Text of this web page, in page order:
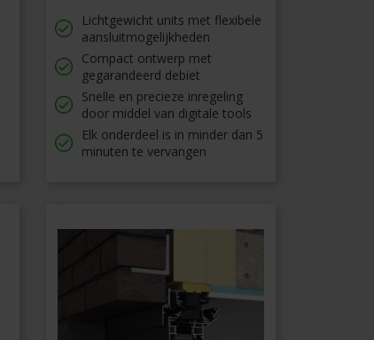
Lichtgewicht units met flexibele
aansluitmogelijkheden
Compact ontwerp met
gegarandeerd debiet
Snelle en precieze inregeling
door middel van digitale tools
Elk onderdeel is in minder dan 5
minuten te vervangen